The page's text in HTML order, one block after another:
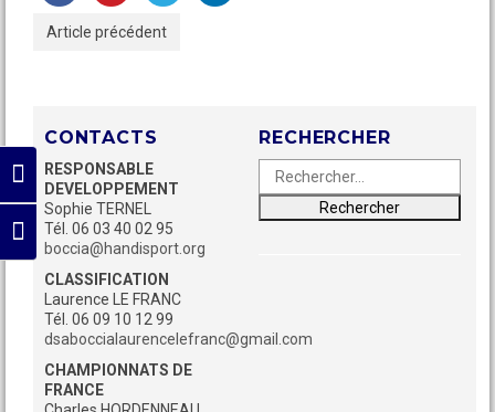
Passer en contraste élevé
Changer la taille de la police
Article précédent
CONTACTS
RESPONSABLE
DEVELOPPEMENT
Sophie TERNEL
Tél. 06 03 40 02 95
boccia@handisport.org
CLASSIFICATION
Laurence LE FRANC
Tél. 06 09 10 12 99
dsaboccialaurencelefranc@gmail.com
CHAMPIONNATS DE
FRANCE
RECHERCHER
Rechercher :